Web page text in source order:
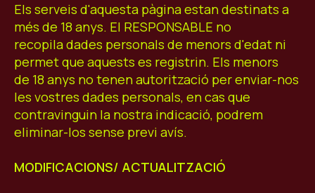
Els serveis d'aquesta pàgina estan destinats a
més de 18 anys. El RESPONSABLE no
recopila dades personals de menors d'edat ni
permet que aquests es registrin. Els menors
de 18 anys no tenen autorització per enviar-nos
les vostres dades personals, en cas que
contravinguin la nostra indicació, podrem
eliminar-los sense previ avís.
MODIFICACIONS/ ACTUALITZACIÓ